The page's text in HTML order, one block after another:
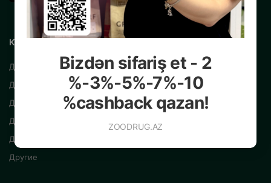
Bizdən sifariş et - 2
%-3%-5%-7%-10
%cashback qazan!
ZOODRUG.AZ
КАТАЛОГ
Для собак
Для кошек
Для рыб
Для птиц
Для грызунов
Другие